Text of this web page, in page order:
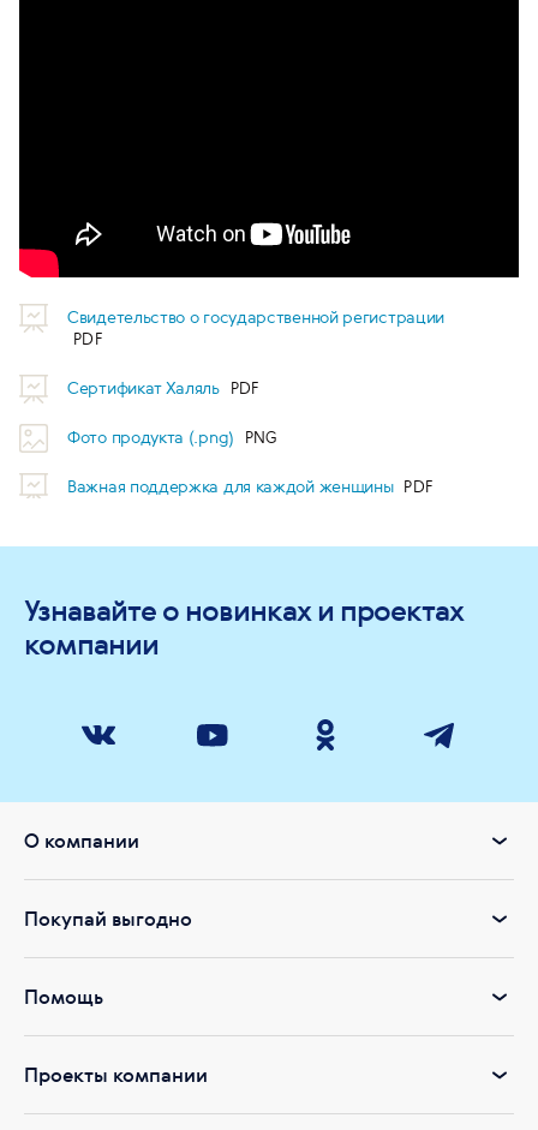
Свидетельство о государственной регистрации
Сертификат Халяль
Фото продукта (.png)
Важная поддержка для каждой женщины
Узнавайте о новинках и проектах
компании
О компании
Покупай выгодно
Помощь
Проекты компании